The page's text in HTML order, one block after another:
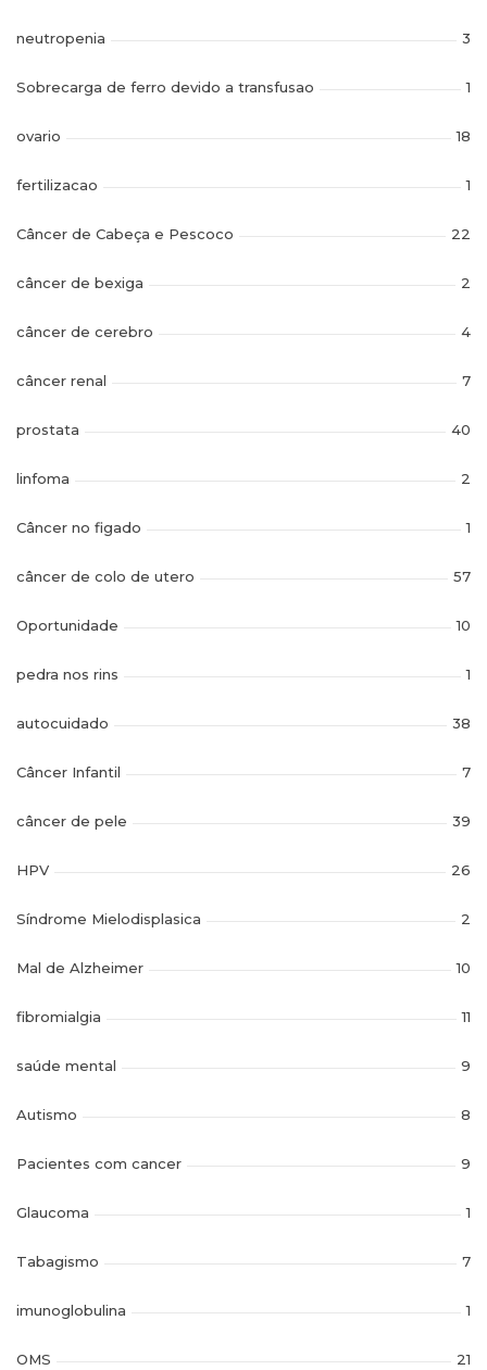
neutropenia 3
Sobrecarga de ferro devido a transfusao 1
ovario 18
fertilizacao 1
Câncer de Cabeça e Pescoco 22
câncer de bexiga 2
câncer de cerebro 4
câncer renal 7
prostata 40
linfoma 2
Câncer no figado 1
câncer de colo de utero 57
Oportunidade 10
pedra nos rins 1
autocuidado 38
Câncer Infantil 7
câncer de pele 39
HPV 26
Síndrome Mielodisplasica 2
Mal de Alzheimer 10
fibromialgia 11
saúde mental 9
Autismo 8
Pacientes com cancer 9
Glaucoma 1
Tabagismo 7
imunoglobulina 1
OMS 21